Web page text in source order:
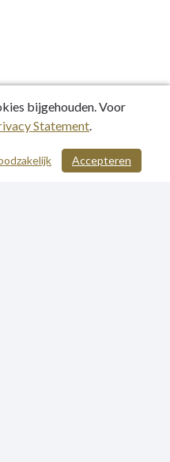
/ 57
bijgehouden. Voor
Statement.
Accepteren